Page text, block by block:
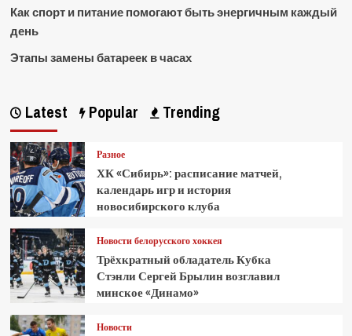
Как спорт и питание помогают быть энергичным каждый
день
Этапы замены батареек в часах
Latest Popular Trending
Разное
ХК «Сибирь»: расписание матчей,
календарь игр и история
новосибирского клуба
Новости белорусского хоккея
Трёхкратный обладатель Кубка
Стэнли Сергей Брылин возглавил
минское «Динамо»
Новости